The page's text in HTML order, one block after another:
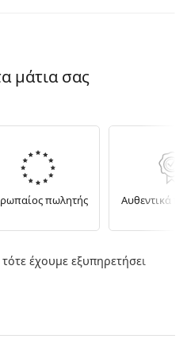
μάτια σας
πωλητής Αυθεντικά
έχουμε εξυπηρετήσει